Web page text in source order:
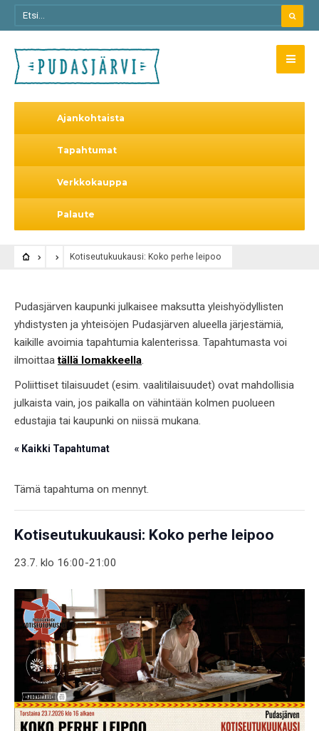
Ajankohtaista
Tapahtumat
Verkkokauppa
Palaute
Kotiseutukuukausi: Koko perhe leipoo
Pudasjärven kaupunki julkaisee maksutta yleishyödyllisten
yhdistysten ja yhteisöjen Pudasjärven alueella järjestämiä,
kaikille avoimia tapahtumia kalenterissa. Tapahtumasta voi
ilmoittaatällä lomakkeella.
Poliittiset tilaisuudet (esim. vaalitilaisuudet) ovat mahdollisia
julkaista vain, jos paikalla on vähintään kolmen puolueen
edustajia tai kaupunki on niissä mukana.
« Kaikki Tapahtumat
Tämä tapahtuma on mennyt.
Kotiseutukuukausi: Koko perhe leipoo
23.7. klo 16:00-21:00